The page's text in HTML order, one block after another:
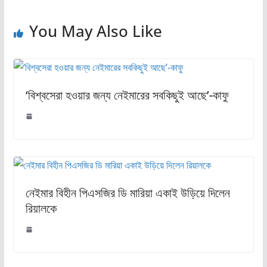
You May Also Like
‘বিশ্বসেরা হওয়ার জন্য নেইমারের সবকিছুই আছে’-কাফু
নেইমার বিহীন পিএসজির ডি মারিয়া একাই উড়িয়ে দিলেন
রিয়ালকে